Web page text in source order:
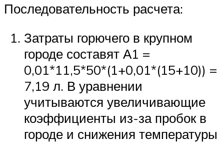
Последовательность расчета:
Затраты горючего в крупном
городе составят А1 =
0,01*11,5*50*(1+0,01*(15+10)) =
7,19 л. В уравнении
учитываются увеличивающие
коэффициенты из-за пробок в
городе и снижения температуры